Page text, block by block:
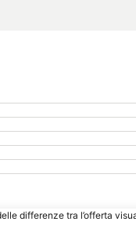
differenze tra l’offerta